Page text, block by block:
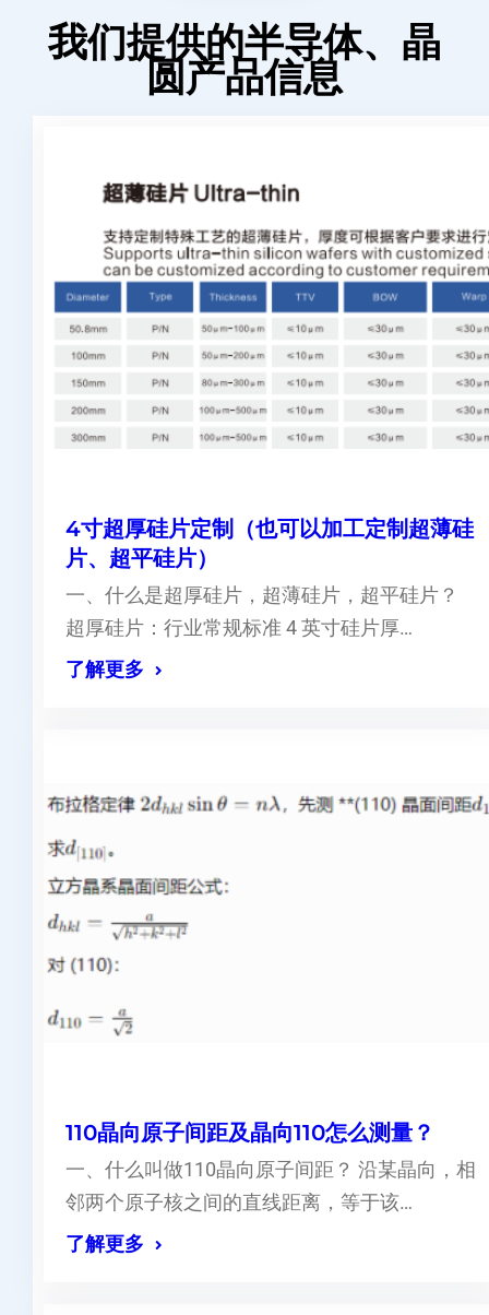
我们提供的半导体、晶
圆产品信息
4寸超厚硅片定制（也可以加工定制超薄硅
片、超平硅片）
一、什么是超厚硅片，超薄硅片，超平硅片？
超厚硅片：行业常规标准 4 英寸硅片厚…
了解更多
110晶向原子间距及晶向110怎么测量？
一、什么叫做110晶向原子间距？ 沿某晶向，相
邻两个原子核之间的直线距离，等于该…
了解更多